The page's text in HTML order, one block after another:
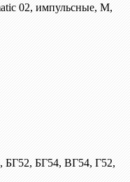
02, импульсные, М,
БГ54, ВГ54, Г52,